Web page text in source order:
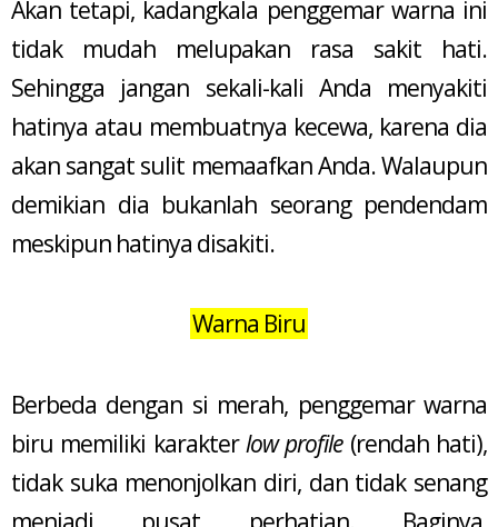
Akan tetapi, kadangkala penggemar warna ini
tidak mudah melupakan rasa sakit hati.
Sehingga jangan sekali-kali Anda menyakiti
hatinya atau membuatnya kecewa, karena dia
akan sangat sulit memaafkan Anda. Walaupun
demikian dia bukanlah seorang pendendam
meskipun hatinya disakiti.
Warna Biru
Berbeda dengan si merah, penggemar warna
biru memiliki karakterlow profile (rendah hati),
tidak suka menonjolkan diri, dan tidak senang